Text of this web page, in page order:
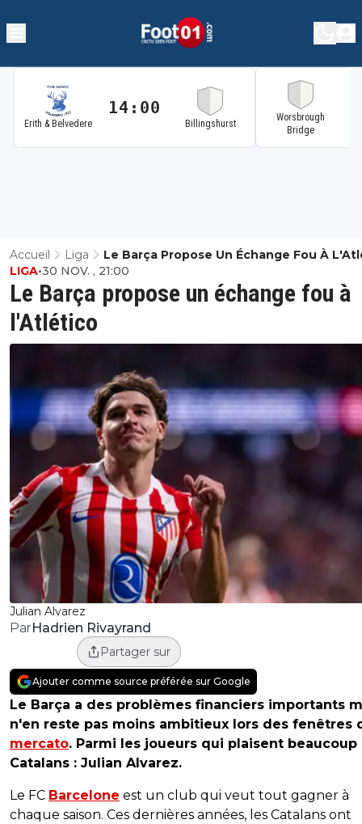
Erith & Belvedere
14:00
Billingshurst
Worsbrough
Bridge
Accueil Liga Le Barça Propose Un Échange Fou À
Julian Alvarez
Le Barça propose un échange fou à
l'Atlético
LIGA•30 NOV. , 21:00
ParHadrien Rivayrand
Partager sur
Ajouter comme source préférée sur Google
Le Barça a des problèmes financiers importants
n'en reste pas moins ambitieux lors des fenêtres
mercato. Parmi les joueurs qui plaisent beaucoup
Catalans : Julian Alvarez.
Le FC Barcelone est un club qui veut tout gagner à
chaque saison. Ces dernières années, les Catalans ont